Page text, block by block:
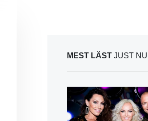
MEST LÄST JUST NU